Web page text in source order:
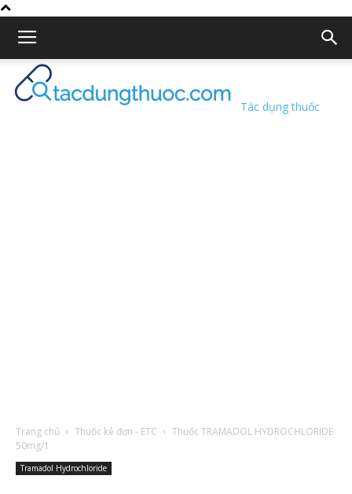
Tác dụng thuốc
Trang chủ Thuốc kê đơn - ETC
Thuốc TRAMADOL HYDROCHLORIDE
50mg/1
Tramadol Hydrochloride